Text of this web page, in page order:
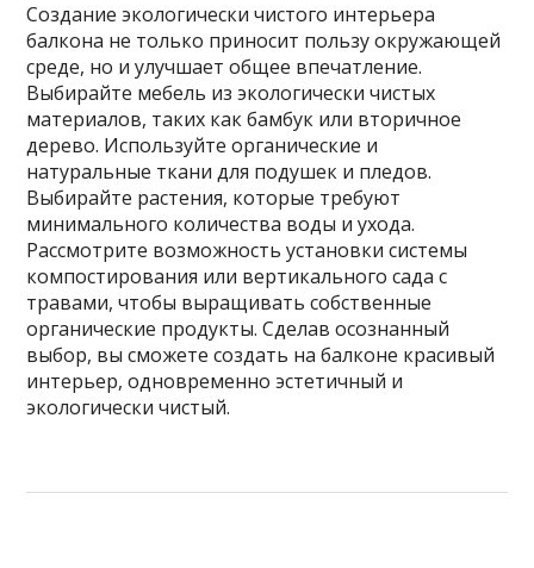
Создание экологически чистого интерьера
балкона не только приносит пользу окружающей
среде, но и улучшает общее впечатление.
Выбирайте мебель из экологически чистых
материалов, таких как бамбук или вторичное
дерево. Используйте органические и
натуральные ткани для подушек и пледов.
Выбирайте растения, которые требуют
минимального количества воды и ухода.
Рассмотрите возможность установки системы
компостирования или вертикального сада с
травами, чтобы выращивать собственные
органические продукты. Сделав осознанный
выбор, вы сможете создать на балконе красивый
интерьер, одновременно эстетичный и
экологически чистый.